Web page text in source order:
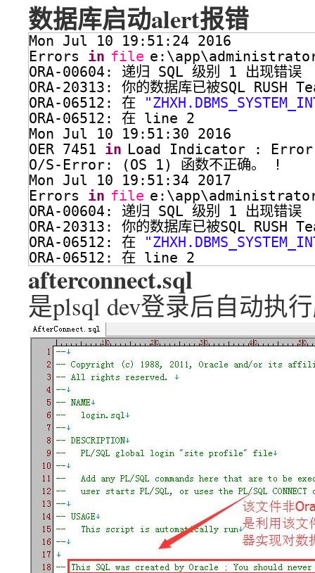
数据库启动alert报错
Mon Jul 10 19:51:24 2016
Errors in file
ORA-00604: 递归 SQL 级别 1 出现错误
ORA-20313: 你的数据库已被SQL
ORA-06512: 在
ORA-06512: 在 line 2
Mon Jul 10 19:51:30 2016
OER 7451 in Load Indicator : Error
O/S-Error: (OS 1) 函数不正确。 !
Mon Jul 10 19:51:34 2017
Errors in file
ORA-00604: 递归 SQL 级别 1 出现错误
ORA-20313: 你的数据库已被SQL
ORA-06512: 在
ORA-06512: 在 line 2
afterconnect.sql
是plsql dev登录后自动执